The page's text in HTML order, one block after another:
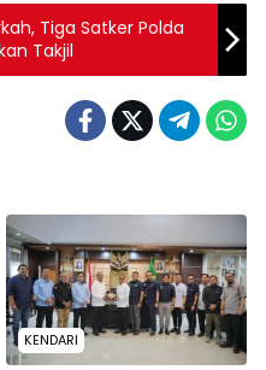
Tiga Satker Polda
Takjil
KENDARI